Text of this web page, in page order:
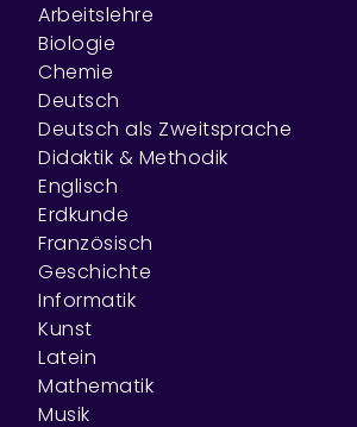
Arbeitslehre
Biologie
Chemie
Deutsch
Deutsch als Zweitsprache
Didaktik & Methodik
Englisch
Erdkunde
Französisch
Geschichte
Informatik
Kunst
Latein
Mathematik
Musik